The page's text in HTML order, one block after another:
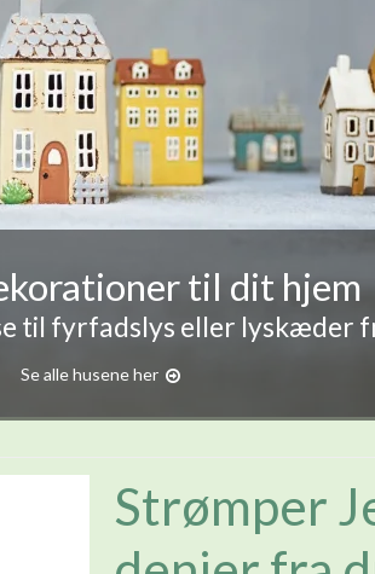
til dit hjem
til fyrfadslys eller lyskæder
Se alle husene her
Strømper